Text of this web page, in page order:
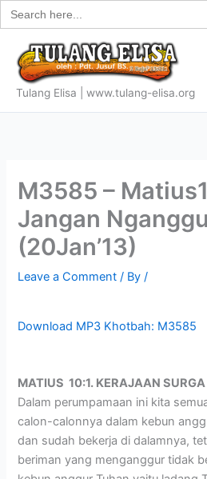
Search
for:
Skip
to
content
Tulang Elisa | www.tulang-elisa.org
M3585 –
Jangan
(20Jan’13)
Leave a Comment / By/
Download MP3 Khotbah: M3585
MATIUS 10:1. KERAJAAN
Dalam perumpamaan ini kita
calon-calonnya dalam kebun
dan sudah bekerja di dalamnya,
beriman yang menganggur tidak